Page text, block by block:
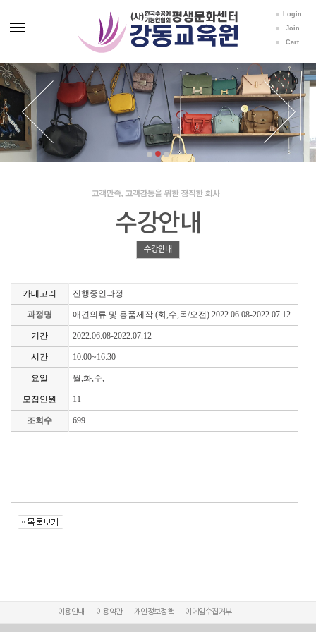
Login
Join
Cart
수강안내
수강안내
카테고리 진행중인과정
과정명 애견의류 및 용품제작 (화,수,목/오전) 2022.06.08-2022.07.12
기간 2022.06.08-2022.07.12
시간 10:00~16:30
요일 월,화,수,
모집인원 11
조회수 699
이용안내 이용약관 개인정보정책 이메일수집거부